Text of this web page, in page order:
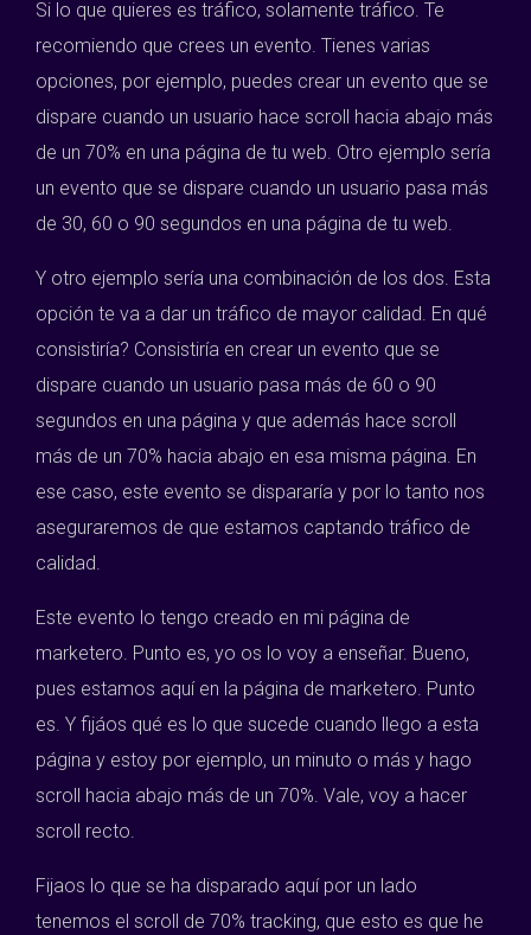
Si lo que quieres es tráfico, solamente tráfico. Te
recomiendo que crees un evento. Tienes varias
opciones, por ejemplo, puedes crear un evento que se
dispare cuando un usuario hace scroll hacia abajo más
de un 70% en una página de tu web. Otro ejemplo sería
un evento que se dispare cuando un usuario pasa más
de 30, 60 o 90 segundos en una página de tu web.
Y otro ejemplo sería una combinación de los dos. Esta
opción te va a dar un tráfico de mayor calidad. En qué
consistiría? Consistiría en crear un evento que se
dispare cuando un usuario pasa más de 60 o 90
segundos en una página y que además hace scroll
más de un 70% hacia abajo en esa misma página. En
ese caso, este evento se dispararía y por lo tanto nos
aseguraremos de que estamos captando tráfico de
calidad.
Este evento lo tengo creado en mi página de
marketero. Punto es, yo os lo voy a enseñar. Bueno,
pues estamos aquí en la página de marketero. Punto
es. Y fijáos qué es lo que sucede cuando llego a esta
página y estoy por ejemplo, un minuto o más y hago
scroll hacia abajo más de un 70%. Vale, voy a hacer
scroll recto.
Fijaos lo que se ha disparado aquí por un lado
tenemos el scroll de 70% tracking, que esto es que he